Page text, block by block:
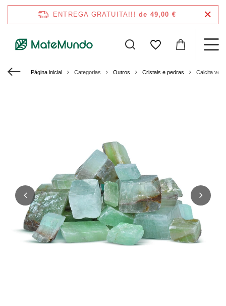
ENTREGA GRATUITA!!! de 49,00 €
Página inicial Categorias Outros Cristais e pedras Calcita